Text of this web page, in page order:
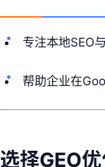
专注本地SEO
帮助企业在
选择GEO